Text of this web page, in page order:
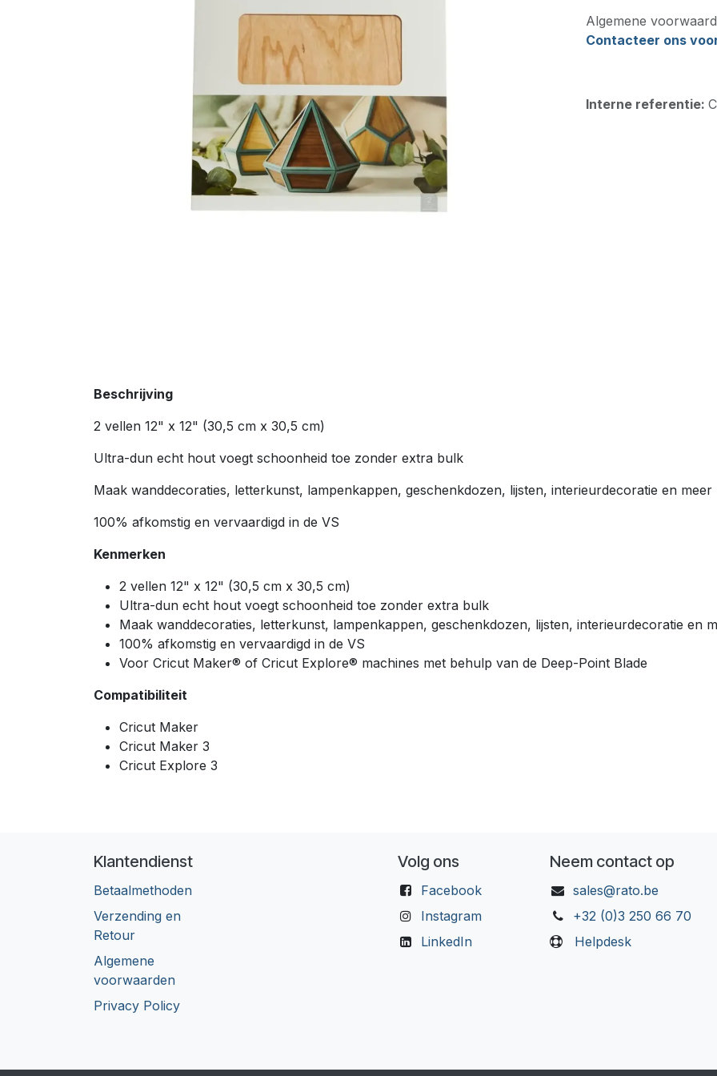
Algemene
Contacteer ons
Interne referentie:
Beschrijving
2 vellen 12" x 12" (30,5 cm x 30,5 cm)
Ultra-dun echt hout voegt schoonheid toe zonder extra bulk
Maak wanddecoraties, letterkunst, lampenkappen, geschenkdozen, lijsten, interieurdecoratie en meer
100% afkomstig en vervaardigd in de VS
Kenmerken
2 vellen 12" x 12" (30,5 cm x 30,5 cm)
Ultra-dun echt hout voegt schoonheid toe zonder extra bulk
Maak wanddecoraties, letterkunst, lampenkappen, geschenkdozen, lijsten, interieurdecoratie en
100% afkomstig en vervaardigd in de VS
Voor Cricut Maker® of Cricut Explore® machines met behulp van de Deep-Point Blade
Compatibiliteit
Cricut Maker
Cricut Maker 3
Cricut Explore 3
Klantendienst
Betaalmethoden
Verzending en
Retour
Algemene
voorwaarden
Privacy Policy
Volg ons
Facebook
Instagram
LinkedIn
Neem contact op
sales@rato.be
+32 (0)3 250 66 70
Helpdesk